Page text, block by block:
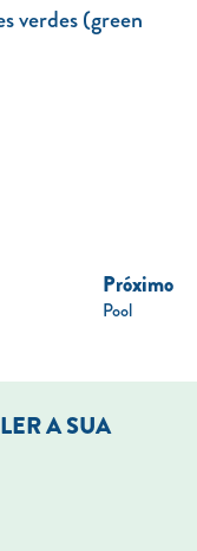
verdes (green
Próximo
Pool
A SUA